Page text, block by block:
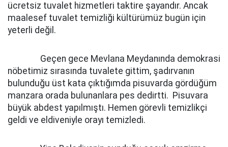
ücretsiz tuvalet hizmetleri taktire şayandır. Ancak
maalesef tuvalet temizliği kültürümüz bugün için
yeterli değil.
Geçen gece Mevlana Meydanında demokrasi
nöbetimiz sırasında tuvalete gittim, şadırvanın
bulunduğu üst kata çıktığımda pisuvarda gördüğüm
manzara orada bulunanlara pes dedirtti. Pisuvara
büyük abdest yapılmıştı. Hemen görevli temizlikçi
geldi ve eldiveniyle orayı temizledi.